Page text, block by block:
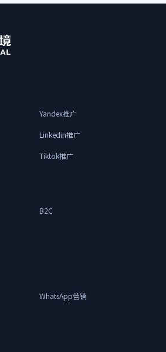
Yandex推广
Linkedin推广
Tiktok推广
B2C
WhatsApp营销